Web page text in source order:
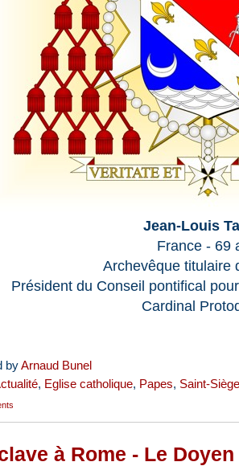
Jean-Louis
France - 69
Archevêque titulaire
Président du Conseil pontifical
Cardinal
byArnaud Bunel
, Eglise catholique, Papes, Saint-Siège
à Rome - Le